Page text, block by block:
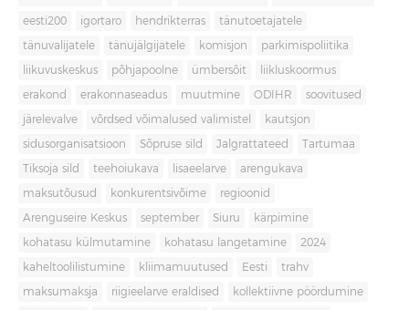
eesti200 igortaro hendrikterras tänutoetajatele
tänuvalijatele tänujälgijatele komisjon parkimispoliitika
liikuvuskeskus põhjapoolne ümbersõit liikluskoormus
erakond erakonnaseadus muutmine ODIHR soovitused
järelevalve võrdsed võimalused valimistel kautsjon
sidusorganisatsioon Sõpruse sild Jalgrattateed Tartumaa
Tiksoja sild teehoiukava lisaeelarve arengukava
maksutõusud konkurentsivõime regioonid
Arenguseire Keskus september Siuru kärpimine
kohatasu külmutamine kohatasu langetamine 2024
kaheltoolilistumine kliimamuutused Eesti trahv
maksumaksja riigieelarve eraldised kollektiivne pöördumine